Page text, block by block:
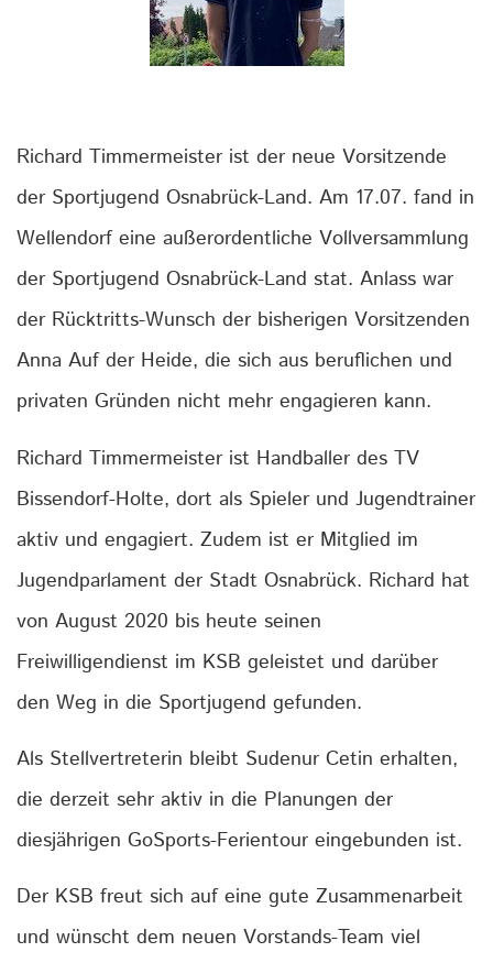
Richard Timmermeister ist der neue Vorsitzende
der Sportjugend Osnabrück-Land. Am 17.07. fand in
Wellendorf eine außerordentliche Vollversammlung
der Sportjugend Osnabrück-Land stat. Anlass war
der Rücktritts-Wunsch der bisherigen Vorsitzenden
Anna Auf der Heide, die sich aus beruflichen und
privaten Gründen nicht mehr engagieren kann.
Richard Timmermeister ist Handballer des TV
Bissendorf-Holte, dort als Spieler und Jugendtrainer
aktiv und engagiert. Zudem ist er Mitglied im
Jugendparlament der Stadt Osnabrück. Richard hat
von August 2020 bis heute seinen
Freiwilligendienst im KSB geleistet und darüber
den Weg in die Sportjugend gefunden.
Als Stellvertreterin bleibt Sudenur Cetin erhalten,
die derzeit sehr aktiv in die Planungen der
diesjährigen GoSports-Ferientour eingebunden ist.
Der KSB freut sich auf eine gute Zusammenarbeit
und wünscht dem neuen Vorstands-Team viel